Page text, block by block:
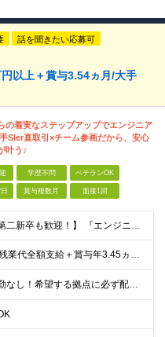
話を聞きたい応募可
以上＋賞与3.54ヵ月/大手
の着実なステップアップでエンジニア
SIer直取引×チーム参画だから、安心
叶う♪
学歴不問 ベテランOK
賞与複数月 面接1回
【未経験歓迎！第二新卒も歓迎！】 『エンジニアになりたい』意欲があれば歓迎です！ 以下のような方も尚歓迎です！ ・学生時代に情報系の学部で学んでいた方 ・ITスクールや独学でプログラミングを学んだこ
月給28万円～＋残業代全額支給＋賞与年3.45ヵ月(東京) 月給25万円～＋残業代全額支給＋賞与年3.45ヵ月(新潟・長岡) 入社時想定年収： 392万円～ (東京) 350万円～ (新潟・長岡)
≪会社都合の転勤なし！希望する拠点に必ず配属します。新潟Uターン・Iターン大歓迎！≫ 首都圏(東京、神奈川、千葉、埼玉)または新潟市、長岡市周辺のお客様先または各拠点での勤務となります。 ■東京支社